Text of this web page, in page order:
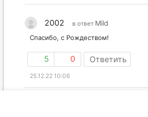
2002 в ответ Mild
Спасибо, с Рождеством!
5 0 Ответить
25.12.22 10:06